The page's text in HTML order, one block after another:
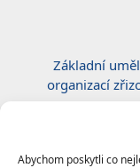
Abychom poskytli co
Základní
organizací